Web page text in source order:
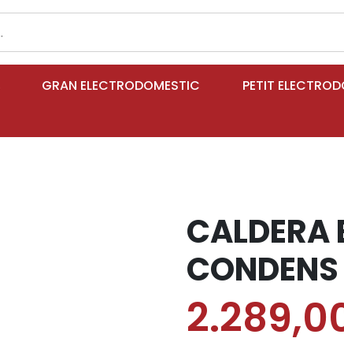
GRAN ELECTRODOMESTIC PETIT
CALDERA